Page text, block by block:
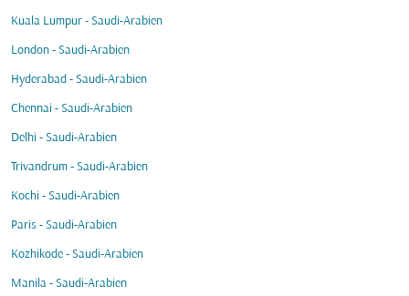
Kuala Lumpur - Saudi-Arabien
London - Saudi-Arabien
Hyderabad - Saudi-Arabien
Chennai - Saudi-Arabien
Delhi - Saudi-Arabien
Trivandrum - Saudi-Arabien
Kochi - Saudi-Arabien
Paris - Saudi-Arabien
Kozhikode - Saudi-Arabien
Manila - Saudi-Arabien